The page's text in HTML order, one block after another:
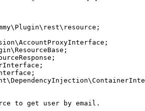
to get user by email.